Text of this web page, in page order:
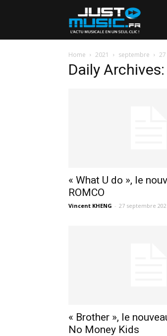
Home 2021 septembre 27
Daily
« What U do », le
ROMCO
Vincent KHENG - 27 septembre
« Brother », le
No Money Kids